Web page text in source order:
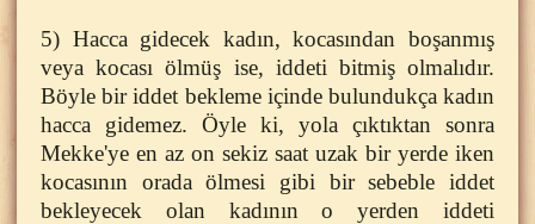
5) Hacca gidecek kadın, kocasından boşanmış
veya kocası ölmüş ise, iddeti bitmiş olmalıdır.
Böyle bir iddet bekleme içinde bulundukça kadın
hacca gidemez. Öyle ki, yola çıktıktan sonra
Mekke'ye en az on sekiz saat uzak bir yerde iken
kocasının orada ölmesi gibi bir sebeble iddet
bekleyecek olan kadının o yerden iddeti